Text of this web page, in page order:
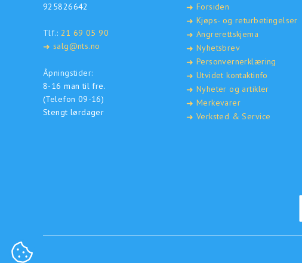
925826642
Tlf.: 21 69 05 90
➜ salg@nts.no
Åpningstider:
8-16 man til fre.
(Telefon 09-16)
Stengt lørdager
➜ Forsiden
➜ Kjøps- og returbetingelser
➜ Angrerettskjema
➜ Nyhetsbrev
➜ Personvernerklæring
➜ Utvidet kontaktinfo
➜ Nyheter og artikler
➜ Merkevarer
➜ Verksted & Service